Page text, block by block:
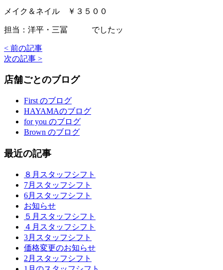
メイク＆ネイル ￥３５００
担当：洋平・三冨 でしたッ
< 前の記事
次の記事 >
店舗ごとのブログ
First のブログ
HAYAMAのブログ
for you のブログ
Brown のブログ
最近の記事
８月スタッフシフト
7月スタッフシフト
6月スタッフシフト
お知らせ
５月スタッフシフト
４月スタッフシフト
3月スタッフシフト
価格変更のお知らせ
2月スタッフシフト